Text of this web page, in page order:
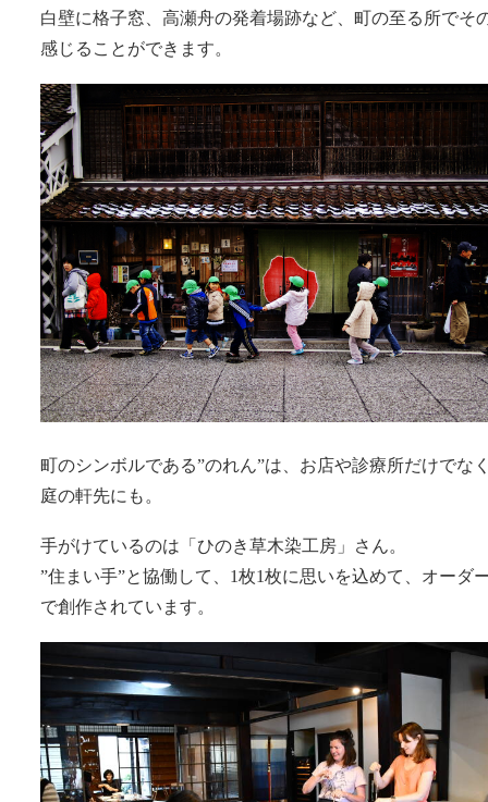
白壁に格子窓、高瀬舟の発着場跡など、町の至る所でそ
感じることができます。
町のシンボルである”のれん”は、お店や診療所だけでな
庭の軒先にも。
手がけているのは「ひのき草木染工房」さん。
”住まい手”と協働して、1枚1枚に思いを込めて、オーダ
で創作されています。